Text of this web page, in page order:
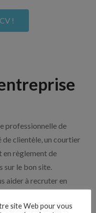
!
professionnelle de
de clientèle, un courtier
en règlement de
sur le bon site.
aider à recruter en
site Web pour vous